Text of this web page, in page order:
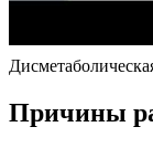
Причины